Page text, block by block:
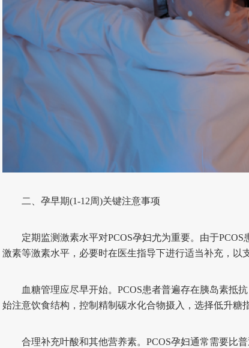
二、孕早期(1-12周)关键注意事项
定期监测激素水平对PCOS孕妇尤为重要。由于PCOS
激素等激素水平，必要时在医生指导下进行适当补充，以
血糖管理应尽早开始。PCOS患者普遍存在胰岛素抵
始注意饮食结构，控制精制碳水化合物摄入，选择低升糖
合理补充叶酸和其他营养素。PCOS孕妇通常需要比普